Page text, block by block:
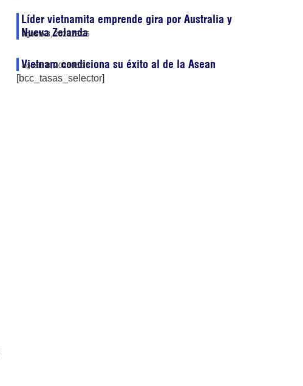
Líder vietnamita emprende gira por Australia y
Nueva Zelanda
agosto 8, 202623:25
Vietnam condiciona su éxito al de la Asean
agosto 8, 202606:36
[bcc_tasas_selector]